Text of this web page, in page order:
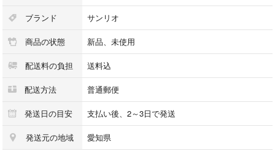
クロミ
ポムポムプリン
キティちゃん
キキララ
トレーディングカード
カードケース
ブランド サンリオ
商品の状態 新品、未使用
配送料の負担 送料込
配送方法 普通郵便
発送日の目安 支払い後、2～3日で発送
発送元の地域 愛知県